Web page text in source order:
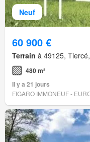
Neuf
60 900 €
Terrain à 49125,
480 m²
Il y a 21 jours
FIGARO IMMONEUF -